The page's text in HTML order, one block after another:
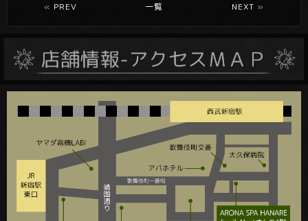
« PREV 一覧 NEXT »